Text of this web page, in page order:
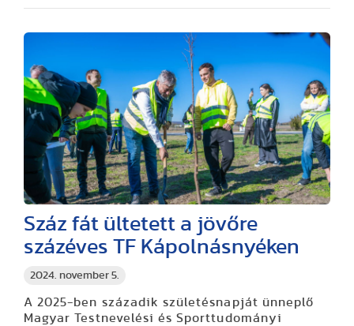
2024. november 5.
Száz fát ültetett a jövőre
százéves TF Kápolnásnyéken
A 2025-ben századik születésnapját ünneplő
Magyar Testnevelési és Sporttudományi